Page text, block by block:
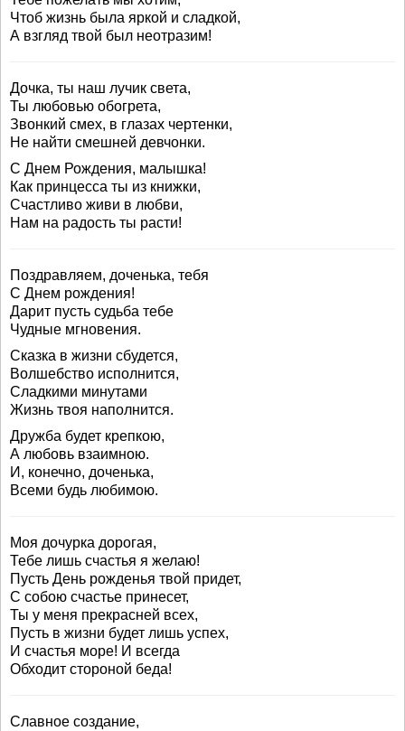
Чтоб жизнь была яркой и сладкой,
А взгляд твой был неотразим!
Дочка, ты наш лучик света,
Ты любовью обогрета,
Звонкий смех, в глазах чертенки,
Не найти смешней девчонки.
С Днем Рождения, малышка!
Как принцесса ты из книжки,
Счастливо живи в любви,
Нам на радость ты расти!
Поздравляем, доченька, тебя
С Днем рождения!
Дарит пусть судьба тебе
Чудные мгновения.
Сказка в жизни сбудется,
Волшебство исполнится,
Сладкими минутами
Жизнь твоя наполнится.
Дружба будет крепкою,
А любовь взаимною.
И, конечно, доченька,
Всеми будь любимою.
Моя дочурка дорогая,
Тебе лишь счастья я желаю!
Пусть День рожденья твой придет,
С собою счастье принесет,
Ты у меня прекрасней всех,
Пусть в жизни будет лишь успех,
И счастья море! И всегда
Обходит стороной беда!
Славное создание,